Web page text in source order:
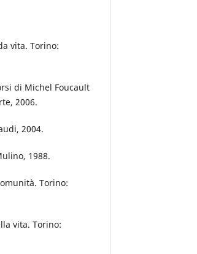
vita. Torino:
di Michel Foucault
2006.
2004.
1988.
Torino:
vita. Torino: